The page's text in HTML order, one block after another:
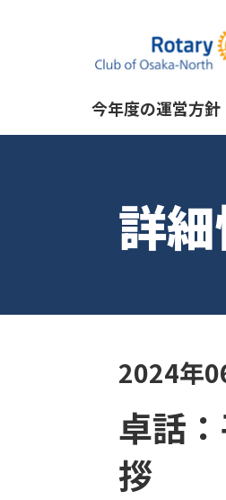
今年度の運営方針
詳
2024年
卓話
拶